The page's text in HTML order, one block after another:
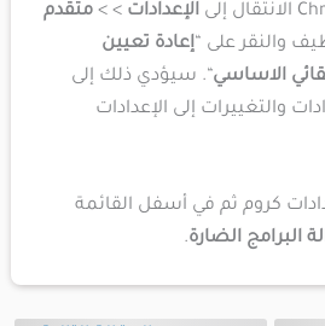
الإعدادات> >متقدم
والنقر على “إعادة تعيين
الاساسي“. سيؤدي ذلك إلى
والتغييرات إلى الإعدادات
كروم ثم في أسفل القائمة
البرامج الضارة.